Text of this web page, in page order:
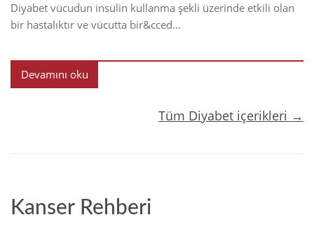
Diyabet vücudun insülin kullanma şekli üzerinde etkili olan
bir hastalıktır ve vücutta bir&cced...
Devamını oku
Tüm Diyabet içerikleri →
Kanser Rehberi